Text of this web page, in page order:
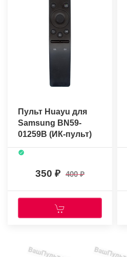
Пульт Huayu для
Samsung BN59-
01259B (ИК-пульт)
(серия K)
350 400